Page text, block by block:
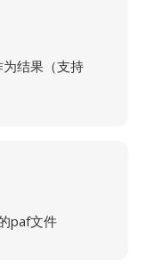
结果（支持
paf文件